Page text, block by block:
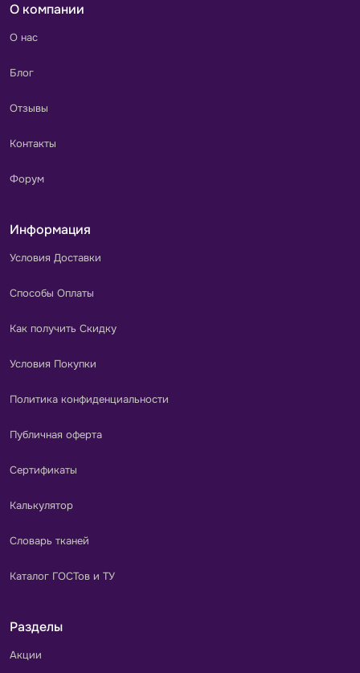
О компании
О нас
Блог
Отзывы
Контакты
Форум
Информация
Условия Доставки
Способы Оплаты
Как получить Скидку
Условия Покупки
Политика конфиденциальности
Публичная оферта
Сертификаты
Калькулятор
Словарь тканей
Каталог ГОСТов и ТУ
Разделы
Акции